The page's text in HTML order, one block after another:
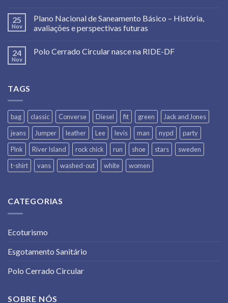
25
Nov
Plano Nacional de Saneamento Básico – História,
avaliações e perspectivas futuras
24
Nov
Polo Cerrado Circular nasce na RIDE-DF
TAGS
bag classic Converse Diesel fit green
Jack and Jones
jeans
Jumper leather Lee levis man nypd
party
Pink
River Island rock chick run shoe stars
sweden
t-shirt
vans washed-out white women
CATEGORIAS
Ecoturismo
Esgotamento Sanitário
Polo Cerrado Circular
SOBRE NÓS